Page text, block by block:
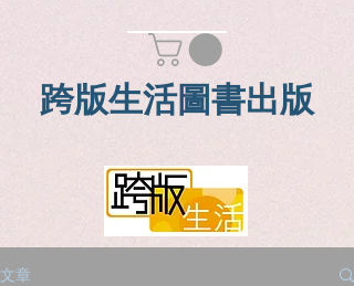
跨版生活圖書出版
文章